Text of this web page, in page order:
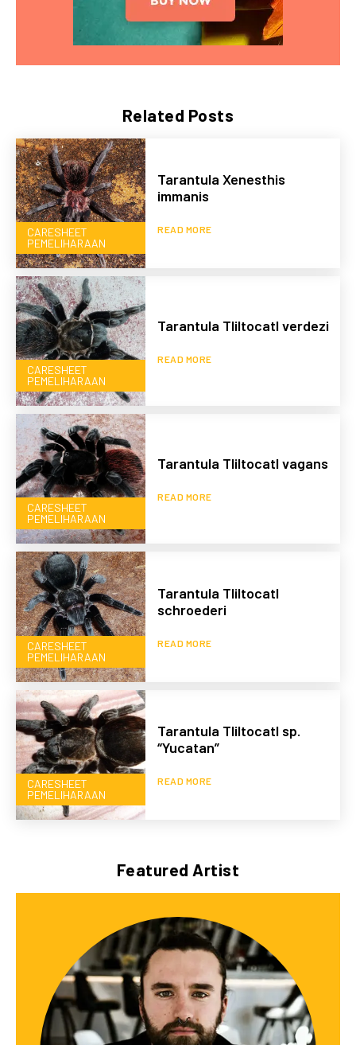
Related Posts
CARESHEET
PEMELIHARAAN
Tarantula Xenesthis
immanis
READ MORE
CARESHEET
PEMELIHARAAN
Tarantula Tliltocatl verdezi
READ MORE
CARESHEET
PEMELIHARAAN
Tarantula Tliltocatl vagans
READ MORE
CARESHEET
PEMELIHARAAN
Tarantula Tliltocatl
schroederi
READ MORE
CARESHEET
PEMELIHARAAN
Tarantula Tliltocatl sp.
“Yucatan”
READ MORE
Featured Artist